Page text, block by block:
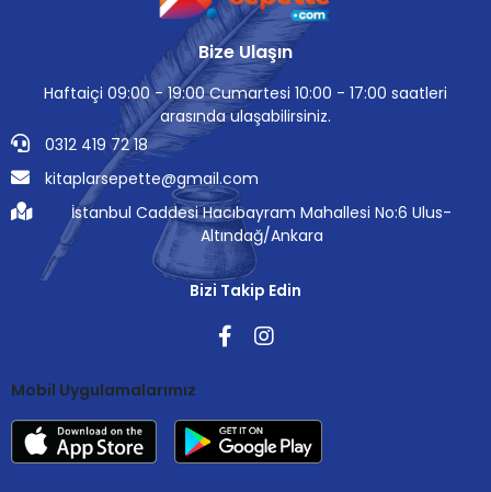
Bize Ulaşın
Haftaiçi 09:00 - 19:00 Cumartesi 10:00 - 17:00 saatleri
arasında ulaşabilirsiniz.
0312 419 72 18
kitaplarsepette@gmail.com
İstanbul Caddesi Hacıbayram Mahallesi No:6 Ulus-
Altındağ/Ankara
Bizi Takip Edin
Mobil Uygulamalarımız